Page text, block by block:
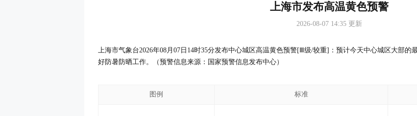
上海市发布高温黄色预警
2026-08-07 14:35 更新
上海市气象台2026年08月07日14时35分发布中心城区高温黄色预警[Ⅲ级/较重]：预计今天中心城区大部
好防暑防晒工作。（预警信息来源：国家预警信息发布中心）
图例 标准